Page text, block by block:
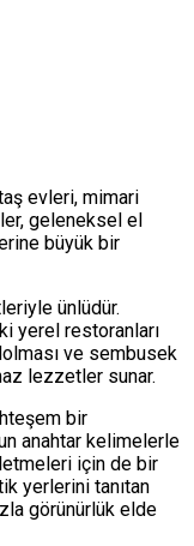
evleri, mimari
geleneksel el
büyük bir
ünlüdür.
yerel restoranları
ve sembusek
lezzetler sunar.
bir
anahtar kelimelerle
için de bir
yerlerini tanıtan
görünürlük elde